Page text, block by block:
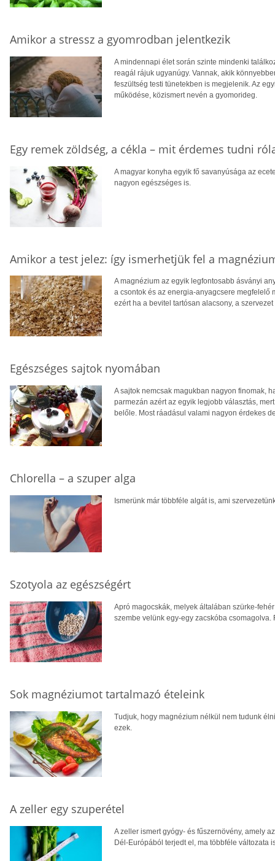
Amikor a stressz a gyomrodban jelentkezik
A mindennapi élet során szinte mindenki
reagál rájuk ugyanúgy. Vannak, akik
feszültség testi tünetekben is megjelenik. Az
működése, közismert nevén a gyomorideg.
Egy remek zöldség, a cékla – mit érdemes tudni
A magyar konyha egyik fő savanyúsága az
nagyon egészséges is.
Amikor a test jelez: így ismerhetjük fel a
A magnézium az egyik legfontosabb ásványi
a csontok és az energia-anyagcsere megfelelő
ezért ha a bevitel tartósan alacsony, a
Egészséges sajtok nyomában
A sajtok nemcsak magukban nagyon finomak,
parmezán azért az egyik legjobb választás,
belőle. Most ráadásul valami nagyon érdekes
Chlorella – a szuper alga
Ismerünk már többféle algát is, ami
Szotyola az egészségért
Apró magocskák, melyek általában szürke-
szembe velünk egy-egy zacskóba
Sok magnéziumot tartalmazó ételeink
Tudjuk, hogy magnézium nélkül nem tudunk
ezek.
A zeller egy szuperétel
A zeller ismert gyógy- és fűszernövény, amely
Dél-Európából terjedt el, ma többféle változata